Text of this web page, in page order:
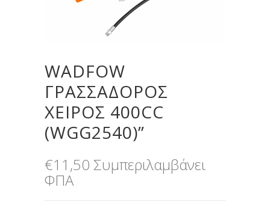
WADFOW
ΓΡΑΣΣΑΔΟΡOΣ
ΧΕΙΡΟΣ 400CC
(WGG2540)”
€11,50 Συμπεριλαμβάνει
ΦΠΑ